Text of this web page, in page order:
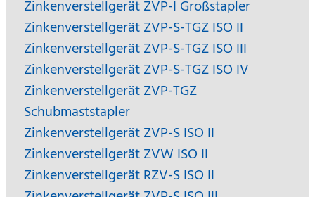
Zinkenverstellgerät ZVP-I Großstapler
Zinkenverstellgerät ZVP-S-TGZ ISO II
Zinkenverstellgerät ZVP-S-TGZ ISO III
Zinkenverstellgerät ZVP-S-TGZ ISO IV
Zinkenverstellgerät ZVP-TGZ
Schubmaststapler
Zinkenverstellgerät ZVP-S ISO II
Zinkenverstellgerät ZVW ISO II
Zinkenverstellgerät RZV-S ISO II